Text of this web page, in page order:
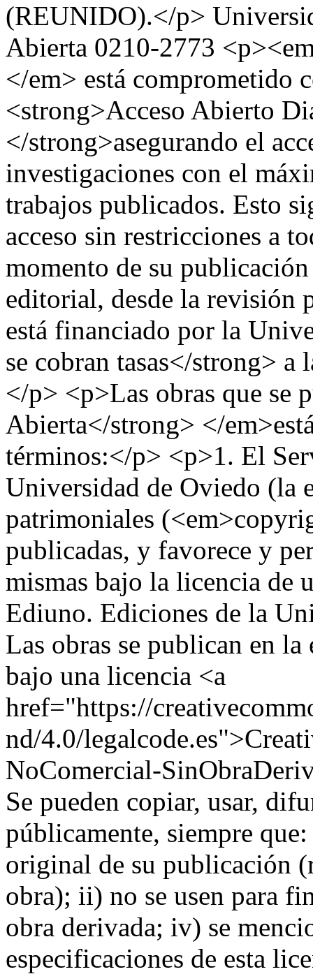
(REUNIDO).</p>
Abierta 0210-2773
</em> está comprometido
<strong>Acceso Abierto
</strong>asegurando el
investigaciones con el
trabajos publicados. Esto
acceso sin restricciones a
momento de su
editorial, desde la revisión
está financiado por la
se cobran tasas</strong> a
</p> <p>Las obras que se
Abierta</strong> </
términos:</p> <p>1. El
Universidad de Oviedo (la
patrimoniales
publicadas, y favorece y
mismas bajo la licencia de
Ediuno. Ediciones de la
Las obras se publican en
bajo una licencia <a
href="https://
nd/4.0/
NoComercial-
Se pueden copiar, usar,
públicamente, siempre
original de su publicación
obra); ii) no se usen para
obra derivada; iv) se
especificaciones de esta